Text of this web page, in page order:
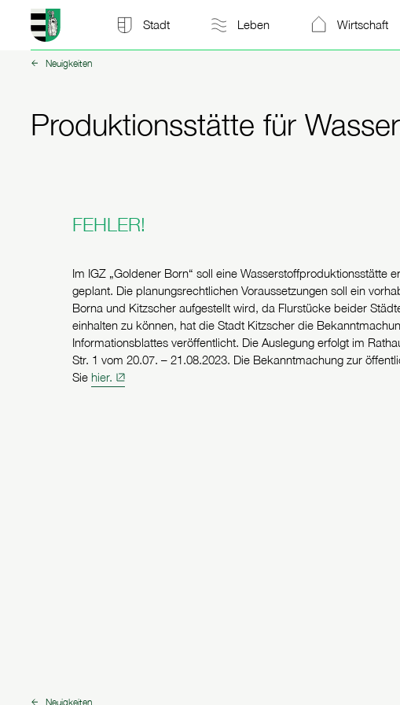
Stadt Kitzscher: zur Startseite
Stadt Leben Wirtschaft
zurück zu:
Neuigkeiten
Produktionsstätte für
FEHLER!
Im IGZ „Goldener Born“ soll eine
geplant. Die planungsrechtlichen Voraussetzungen soll ein
Borna und Kitzscher aufgestellt wird, da Flurstücke beider
einhalten zu können, hat die Stadt Kitzscher die
Informationsblattes veröffentlicht. Die Auslegung erfolgt im
Str. 1 vom 20.07. – 21.08.2023. Die Bekanntmachung zur
Siehier.
Neuigkeiten